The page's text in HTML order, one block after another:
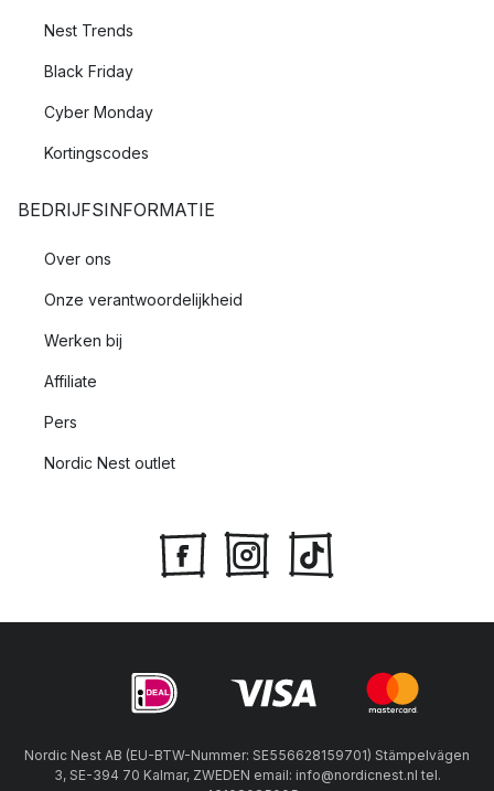
Nest Trends
Black Friday
Cyber Monday
Kortingscodes
BEDRIJFSINFORMATIE
Over ons
Onze verantwoordelijkheid
Werken bij
Affiliate
Pers
Nordic Nest outlet
Nordic Nest AB (EU-BTW-Nummer: SE556628159701) Stämpelvägen
3, SE-394 70 Kalmar, ZWEDEN email: info@nordicnest.nl tel.